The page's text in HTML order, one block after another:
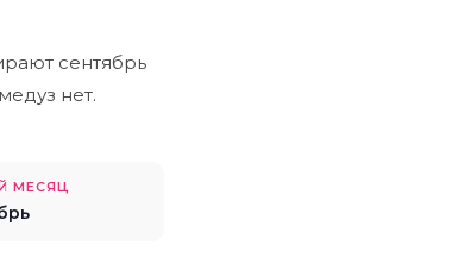
сентябрь
нет.
МЕСЯЦ